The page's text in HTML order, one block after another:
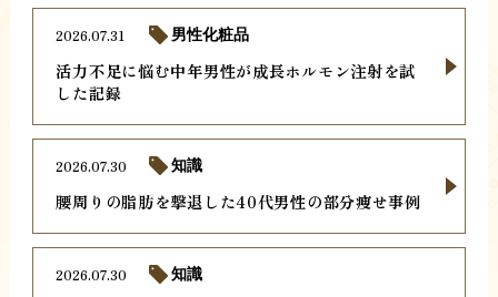
活力不足に悩む中年男性が成長ホルモン注射を試
した記録
2026.07.31 男性化粧品
腰周りの脂肪を撃退した40代男性の部分痩せ事例
2026.07.30 知識
2026.07.30 知識